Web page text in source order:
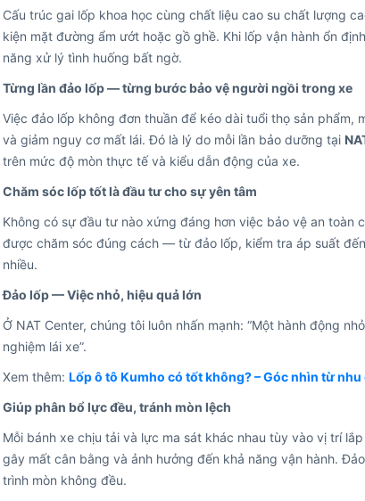
Cấu trúc gai lốp khoa học cùng chất liệu cao su chất lượng
kiện mặt đường ẩm ướt hoặc gồ ghề. Khi lốp vận hành ổn
năng xử lý tình huống bất ngờ.
Từng lần đảo lốp — từng bước bảo vệ người ngồi trong xe
Việc đảo lốp không đơn thuần để kéo dài tuổi thọ sản
và giảm nguy cơ mất lái. Đó là lý do mỗi lần bảo dưỡng tại
trên mức độ mòn thực tế và kiểu dẫn động của xe.
Chăm sóc lốp tốt là đầu tư cho sự yên tâm
Không có sự đầu tư nào xứng đáng hơn việc bảo vệ an toàn
được chăm sóc đúng cách — từ đảo lốp, kiểm tra áp suất
nhiều.
Đảo lốp — Việc nhỏ, hiệu quả lớn
Ở NAT Center, chúng tôi luôn nhấn mạnh: “Một hành động
nghiệm lái xe”.
Xem thêm: Lốp ô tô Kumho có tốt không? – Góc nhìn từ
Giúp phân bổ lực đều, tránh mòn lệch
Mỗi bánh xe chịu tải và lực ma sát khác nhau tùy vào vị trí
gây mất cân bằng và ảnh hưởng đến khả năng vận hành.
trình mòn không đều.